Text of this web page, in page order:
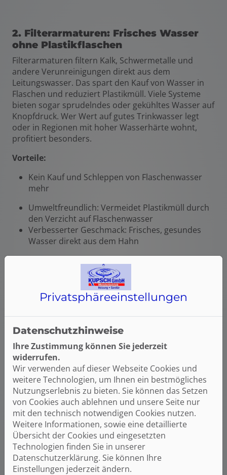
2. Filterarmaturen: Frisches Wasser
ohne Plastikflaschen
Filterarmaturen filtern Kalk, Schwermetalle und
andere Verunreinigungen direkt aus dem
Leitungswasser. Das spart den Kauf von Wasser in
Flaschen und reduziert Plastikmüll. Viele Systeme
bieten sogar sprudelndes oder gekühltes Wasser auf
Knopfdruck. Wer Wert auf gutes Trinkwasser legt
oder in Regionen mit hoher Wasserhärte wohnt,
profitiert besonders.
Vorteile:
Kein Kauf und Schleppen von Flaschenwasser
mehr
Umweltfreundlich: Vermeidet Plastikmüll durch
den Verzicht auf Flaschenwasser
Verbesserter Geschmack: Frisches, gesundes
Wasser direkt aus dem Hahn
Wasser notwendig
Für wen sinnvoll?
Für Haushalte, die viel Wasser trinken, Wert auf gute
Kaffeemaschine) schützen wollen.
Bild: Grohe Blue
Privatsphäre­einstellungen
Datenschutzhinweise
Ihre Zustimmung können Sie jederzeit
widerrufen.
Wir verwenden auf dieser Webseite Cookies und
weitere Technologien, um Ihnen ein bestmögliches
Nutzungserlebnis zu bieten. Sie können das Setzen
von Cookies auch ablehnen und unsere Seite nur
mit den technisch notwendigen Cookies nutzen.
Weitere Informationen, sowie eine detaillierte
Übersicht der Cookies und eingesetzten
Technologien finden Sie in unserer
Datenschutzerklärung. Sie können Ihre
Einstellungen jederzeit ändern.